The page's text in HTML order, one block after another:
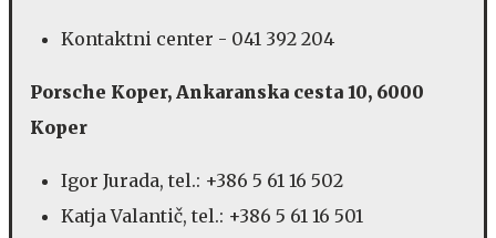
Kontaktni center - 041 392 204
Porsche Koper, Ankaranska cesta 10, 6000
Koper
Igor Jurada, tel.: +386 5 61 16 502
Katja Valantič, tel.: +386 5 61 16 501